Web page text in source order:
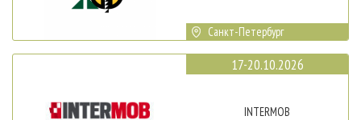
Санкт-Петербург
17-20.10.2026
INTERMOB